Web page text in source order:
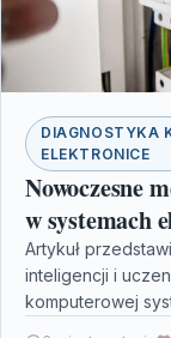
DIAGNOSTYKA
ELEKTRONICE
Nowoczesne
w systemach
Artykuł
inteligencji i
komputerowej